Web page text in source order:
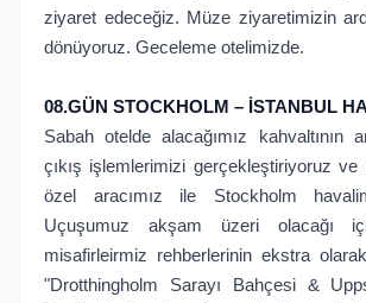
ziyaret edeceğiz. Müze ziyaretimizin
dönüyoruz. Geceleme otelimizde.
08.GÜN STOCKHOLM – İSTANBUL
Sabah otelde alacağımız kahvaltının
çıkış işlemlerimizi gerçekleştiriyoruz
özel aracımız ile Stockholm
Uçuşumuz akşam üzeri olacağı
misafirleirmiz rehberlerinin ekstra
"Drotthingholm Sarayı Bahçesi &